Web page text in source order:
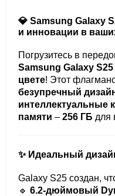
💎 Samsung Galaxy
и инновации в
Погрузитесь в
Samsung Galaxy S25
цвете! Этот
безупречный
интеллектуальные
памяти – 256 ГБ для
✨ Идеальный
Galaxy S25 создан,
🔹 6.2-дюймовый